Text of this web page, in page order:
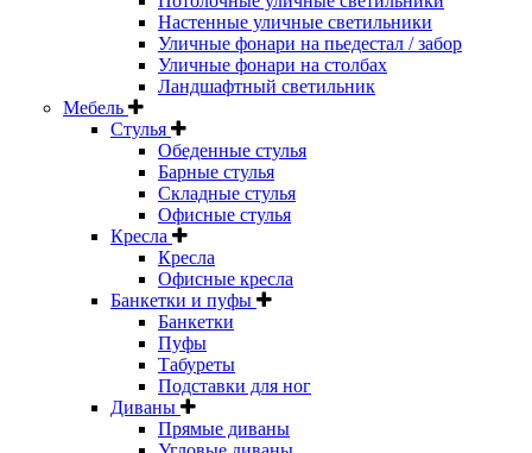
Настенные уличные светильники
Уличные фонари на пьедестал / забор
Уличные фонари на столбах
Ландшафтный светильник
Мебель
Стулья
Обеденные стулья
Барные стулья
Складные стулья
Офисные стулья
Кресла
Кресла
Офисные кресла
Банкетки и пуфы
Банкетки
Пуфы
Табуреты
Подставки для ног
Диваны
Прямые диваны